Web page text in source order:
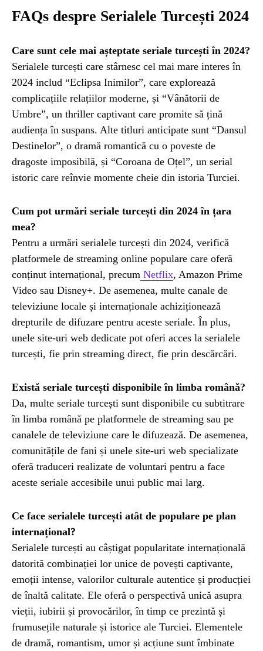
FAQs despre Serialele Turcești 2024
Care sunt cele mai așteptate seriale turcești în 2024?
Serialele turcești care stârnesc cel mai mare interes în
2024 includ “Eclipsa Inimilor”, care explorează
complicațiile relațiilor moderne, și “Vânătorii de
Umbre”, un thriller captivant care promite să țină
audiența în suspans. Alte titluri anticipate sunt “Dansul
Destinelor”, o dramă romantică cu o poveste de
dragoste imposibilă, și “Coroana de Oțel”, un serial
istoric care reînvie momente cheie din istoria Turciei.
Cum pot urmări seriale turcești din 2024 în țara
mea?
Pentru a urmări serialele turcești din 2024, verifică
platformele de streaming online populare care oferă
conținut internațional, precum Netflix, Amazon Prime
Video sau Disney+. De asemenea, multe canale de
televiziune locale și internaționale achiziționează
drepturile de difuzare pentru aceste seriale. În plus,
unele site-uri web dedicate pot oferi acces la serialele
turcești, fie prin streaming direct, fie prin descărcări.
Există seriale turcești disponibile în limba română?
Da, multe seriale turcești sunt disponibile cu subtitrare
în limba română pe platformele de streaming sau pe
canalele de televiziune care le difuzează. De asemenea,
comunitățile de fani și unele site-uri web specializate
oferă traduceri realizate de voluntari pentru a face
aceste seriale accesibile unui public mai larg.
Ce face serialele turcești atât de populare pe plan
internațional?
Serialele turcești au câștigat popularitate internațională
datorită combinației lor unice de povești captivante,
emoții intense, valorilor culturale autentice și producției
de înaltă calitate. Ele oferă o perspectivă unică asupra
vieții, iubirii și provocărilor, în timp ce prezintă și
frumusețile naturale și istorice ale Turciei. Elementele
de dramă, romantism, umor și acțiune sunt îmbinate